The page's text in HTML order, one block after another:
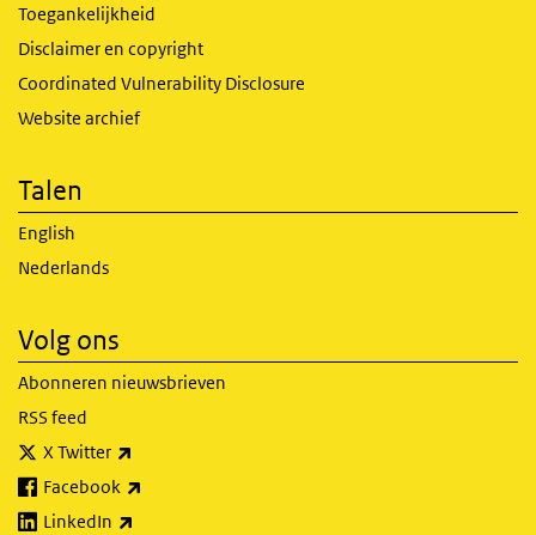
Toegankelijkheid
Disclaimer en copyright
Coordinated Vulnerability Disclosure
Website archief
Talen
English
Nederlands
Volg ons
Abonneren nieuwsbrieven
RSS feed
X Twitter
Facebook
LinkedIn